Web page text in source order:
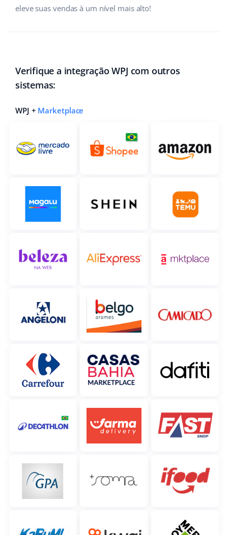
eleve suas vendas à um nível mais alto!
Verifique a integração WPJ com outros
sistemas:
WPJ + Marketplace